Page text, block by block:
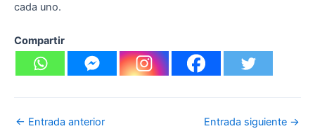
cada uno.
Compartir
← Entrada anterior Entrada siguiente →